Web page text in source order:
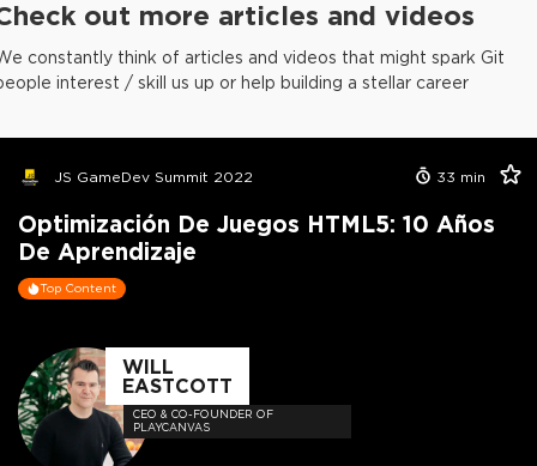
out more articles and videos
constantly think of articles and videos that might spark Git
interest / skill us up or help building a stellar career
JS GameDev Summit 2022 33 min
Optimización De Juegos HTML5: 10 Años
De Aprendizaje
Top Content
WILL
EASTCOTT
CEO & CO-FOUNDER OF
PLAYCANVAS